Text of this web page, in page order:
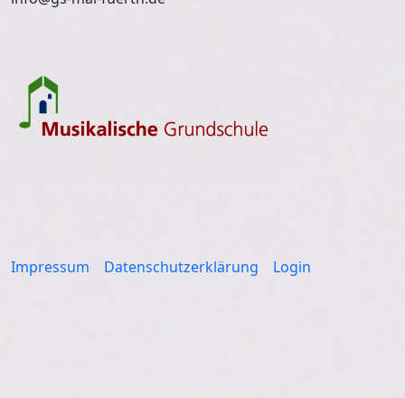
Impressum Datenschutzerklärung Login